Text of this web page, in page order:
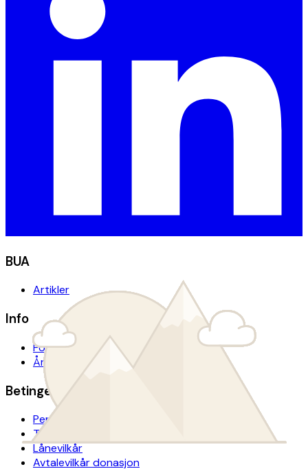
BUA
Artikler
Info
For presse
Årsrapport
Betingelser
Personvern
Tilgjengelighetserklæring
Lånevilkår
Avtalevilkår donasjon